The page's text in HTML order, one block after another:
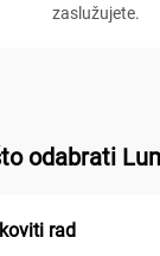
zaslužujete.
odabrati
rad